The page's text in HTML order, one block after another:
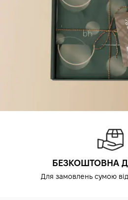
БЕЗКОШТОВНА
Для замовлень сумою від